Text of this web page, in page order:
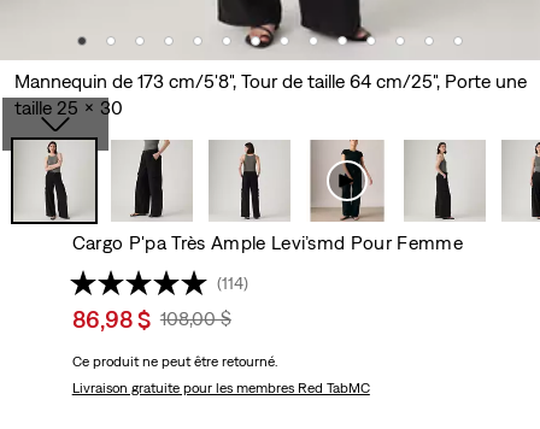
Mannequin de 173 cm/5'8", Tour de taille 64 cm/25", Porte une
taille 25 x 30
Cargo P'pa Très Ample Levi’smd Pour Femme
(114)
Sale
is
86,98 $ Original
Was
108,00 $
Ce produit ne peut être retourné.
Livraison gratuitepour les membres Red TabMC